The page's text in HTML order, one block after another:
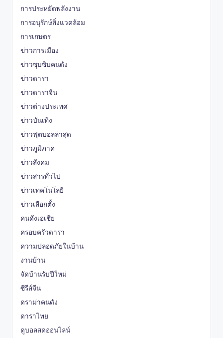
การประหยัดพลังงาน
การอนุรักษ์สิ่งแวดล้อม
การเกษตร
ข่าวการเมือง
ข่าวซุบซิบคนดัง
ข่าวดารา
ข่าวดาราจีน
ข่าวต่างประเทศ
ข่าวบันเทิง
ข่าวฟุตบอลล่าสุด
ข่าวภูมิภาค
ข่าวสังคม
ข่าวสารทั่วไป
ข่าวเทคโนโลยี
ข่าวเลือกตั้ง
คนดังเอเชีย
ครอบครัวดารา
ความปลอดภัยในบ้าน
งานบ้าน
จัดบ้านรับปีใหม่
ซีรีส์จีน
ดราม่าคนดัง
ดาราไทย
ดูบอลสดออนไลน์